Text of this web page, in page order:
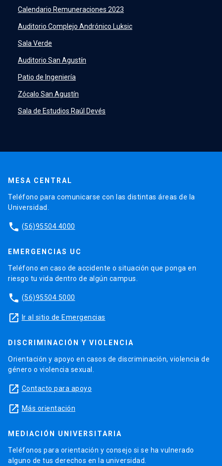
PeopleSoftlaunch
ERPlaunch
Calendario Remuneraciones 2023
Auditorio Complejo Andrónico Luksic
Sala Verde
Auditorio San Agustín
Patio de Ingeniería
Zócalo San Agustín
Sala de Estudios Raúl Devés
MESA CENTRAL
Teléfono para comunicarse con las distintas áreas de la
Universidad.
phone (56)95504 4000
EMERGENCIAS UC
Teléfono en caso de accidente o situación que ponga en
riesgo tu vida dentro de algún campus.
phone (56)95504 5000
launch Ir al sitio de Emergencias
DISCRIMINACIÓN Y VIOLENCIA
Orientación y apoyo en casos de discriminación, violencia de
género o violencia sexual.
launch Contacto para apoyo
launch Más orientación
MEDIACIÓN UNIVERSITARIA
Teléfonos para orientación y consejo si se ha vulnerado
alguno de tus derechos en la universidad.